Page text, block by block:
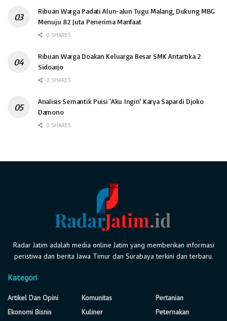
Ribuan Warga Padati Alun-alun Tugu Malang, Dukung MBG
Menuju 82 Juta Penerima Manfaat
0 SHARES
Ribuan Warga Doakan Keluarga Besar SMK Antartika 2
Sidoarjo
0 SHARES
Analisis Semantik Puisi ‘Aku Ingin’ Karya Sapardi Djoko
Damono
0 SHARES
Radar Jatim adalah media online Jatim yang memberikan informasi
peristiwa dan berita Jawa Timur dan Surabaya terkini dan terbaru.
Kategori
Artikel Dan Opini
Ekonomi Bisnis
Komunitas
Kuliner
Pertanian
Peternakan